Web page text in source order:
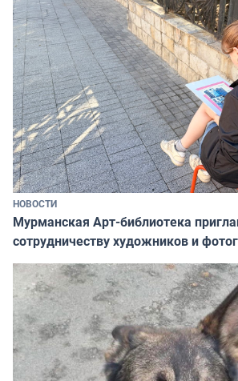
НОВОСТИ
Мурманская Арт-библиотека
сотрудничеству художников и